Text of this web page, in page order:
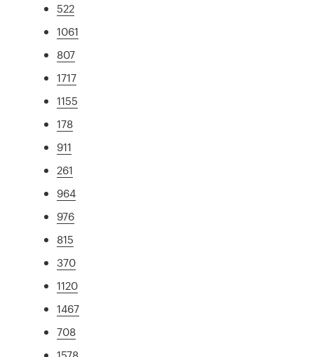
522
1061
807
1717
1155
178
911
261
964
976
815
370
1120
1467
708